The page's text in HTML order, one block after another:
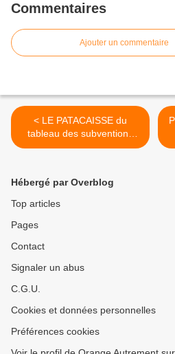
Commentaires
Ajouter un commentaire
< LE PATACAISSE du
tableau des subventions
aux associations: Au
Hébergé par Overblog
Top articles
Pages
Contact
Signaler un abus
C.G.U.
Cookies et données personnelles
Préférences cookies